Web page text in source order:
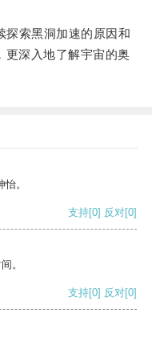
索黑洞加速的原因和
更深入地了解宇宙的奥
。
支持[0] 反对[0]
。
支持[0] 反对[0]